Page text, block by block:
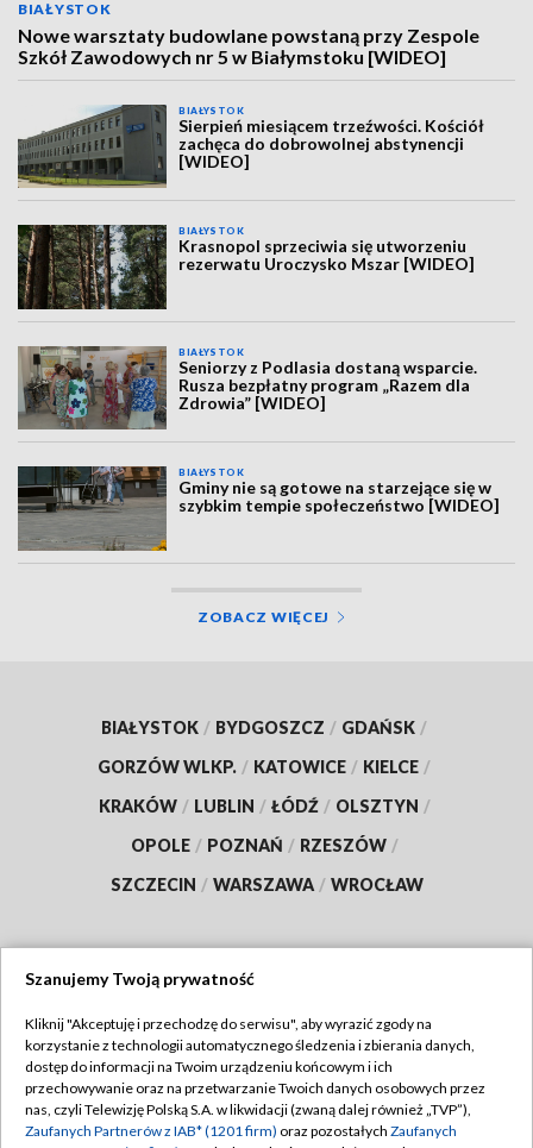
BIAŁYSTOK
Nowe warsztaty budowlane powstaną przy Zespole
Szkół Zawodowych nr 5 w Białymstoku [WIDEO]
BIAŁYSTOK
Sierpień miesiącem trzeźwości. Kościół
zachęca do dobrowolnej abstynencji
[WIDEO]
BIAŁYSTOK
Krasnopol sprzeciwia się utworzeniu
rezerwatu Uroczysko Mszar [WIDEO]
BIAŁYSTOK
Seniorzy z Podlasia dostaną wsparcie.
Rusza bezpłatny program „Razem dla
Zdrowia” [WIDEO]
BIAŁYSTOK
Gminy nie są gotowe na starzejące się w
szybkim tempie społeczeństwo [WIDEO]
ZOBACZ WIĘCEJ
BIAŁYSTOK / BYDGOSZCZ / GDAŃSK /
GORZÓW WLKP. / KATOWICE / KIELCE /
KRAKÓW / LUBLIN / ŁÓDŹ / OLSZTYN /
OPOLE / POZNAŃ / RZESZÓW /
SZCZECIN / WARSZAWA / WROCŁAW
TVP
Abonament TVP
Emisja w TVP
Regulamin TVP
Polityka prywatności
Szanujemy Twoją prywatność
Kliknij "Akceptuję i przechodzę do serwisu", aby wyrazić zgody na
korzystanie z technologii automatycznego śledzenia i zbierania danych,
dostęp do informacji na Twoim urządzeniu końcowym i ich
przechowywanie oraz na przetwarzanie Twoich danych osobowych przez
nas, czyli Telewizję Polską S.A. w likwidacji (zwaną dalej również „TVP”),
Zaufanych Partnerów z IAB* (1201 firm) oraz pozostałych Zaufanych